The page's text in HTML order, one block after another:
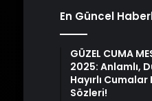
En Güncel
GÜZEL CUMA
2025: Anlamlı,
Hayırlı Cumalar
Sözleri!